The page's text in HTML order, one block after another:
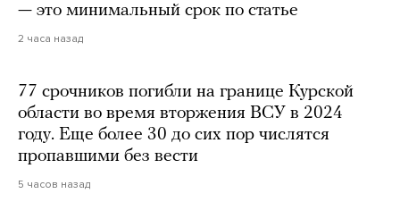
— это минимальный срок по статье
2 часа назад
77 срочников погибли на границе Курской
области во время вторжения ВСУ в 2024
году. Еще более 30 до сих пор числятся
пропавшими без вести
5 часов назад